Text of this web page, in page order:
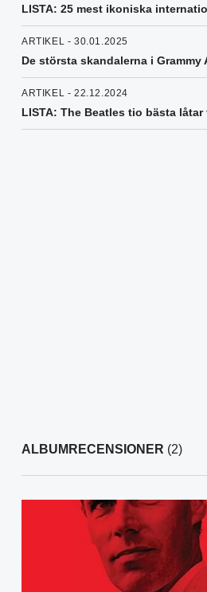
LISTA: 25 mest ikoniska
ARTIKEL - 30.01.2025
De största skandalerna i Grammy
ARTIKEL - 22.12.2024
LISTA: The Beatles tio bästa låtar
ALBUMRECENSIONER (2)